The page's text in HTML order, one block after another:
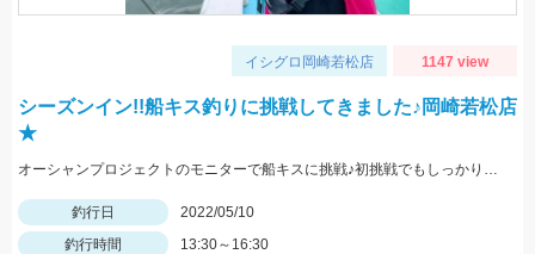
イシグロ岡崎若松店 1147 view
シーズンイン!!船キス釣りに挑戦してきました♪岡崎若松店
★
オーシャンプロジェクトのモニターで船キスに挑戦♪初挑戦でもしっかりキャッチできました。
釣行日
2022/05/10
釣行時間
13:30～16:30